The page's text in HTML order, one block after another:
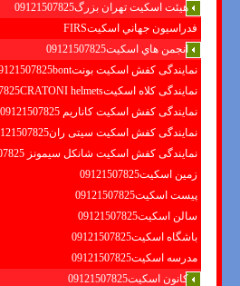
هیئت اسکیت تهران بزرگ09121507825
فدراسيون جهاني اسكيتFIRS
انجمن هاي اسكيت09121507825
نمایندگی کفش اسکیت بونت09121507825bont
نمایندگی کلاه اسکیت09121507825CRATONI helmets
نمایندگی کفش اسکیت كاناريم canariam09121507825
نمایندگی کفش اسکیت سیتی ران09121507825
نمایندگی کفش اسکیت شانكل سيمونز 09121507825
زمین اسکیت09121507825
پیست اسکیت09121507825
سالن اسکیت09121507825
باشگاه اسکیت09121507825
مدرسه اسکیت09121507825
کانون اسکیت09121507825